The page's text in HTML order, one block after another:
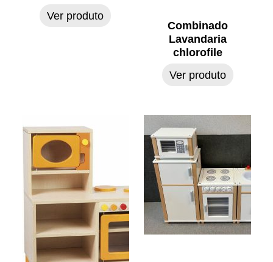
Ver produto
Combinado
Lavandaria
chlorofile
Ver produto